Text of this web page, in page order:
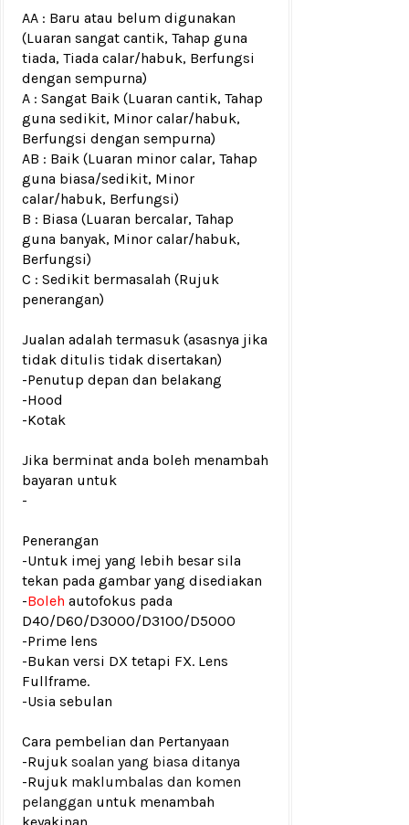
AA : Baru atau belum digunakan
(Luaran sangat cantik, Tahap guna
tiada, Tiada calar/habuk, Berfungsi
dengan sempurna)
A : Sangat Baik (Luaran cantik, Tahap
guna sedikit, Minor calar/habuk,
Berfungsi dengan sempurna)
AB : Baik (Luaran minor calar, Tahap
guna biasa/sedikit, Minor
calar/habuk, Berfungsi)
B : Biasa (Luaran bercalar, Tahap
guna banyak, Minor calar/habuk,
Berfungsi)
C : Sedikit bermasalah (Rujuk
penerangan)
Jualan adalah termasuk (asasnya jika
tidak ditulis tidak disertakan)
-Penutup depan dan belakang
-Hood
-Kotak
Jika berminat anda boleh menambah
bayaran untuk
-
Penerangan
-Untuk imej yang lebih besar sila
tekan pada gambar yang disediakan
-Boleh autofokus pada
D40/D60/D3000/D3100/D5000
-Prime lens
-Bukan versi DX tetapi FX. Lens
Fullframe.
-Usia sebulan
Cara pembelian dan Pertanyaan
-Rujuk soalan yang biasa ditanya
-Rujuk maklumbalas dan komen
pelanggan untuk menambah